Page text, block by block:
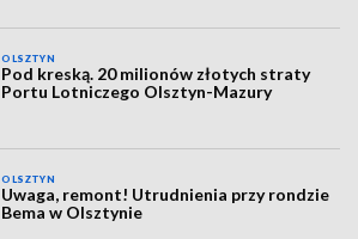
OLSZTYN
Pod kreską. 20 milionów złotych straty
Portu Lotniczego Olsztyn-Mazury
OLSZTYN
Uwaga, remont! Utrudnienia przy rondzie
Bema w Olsztynie